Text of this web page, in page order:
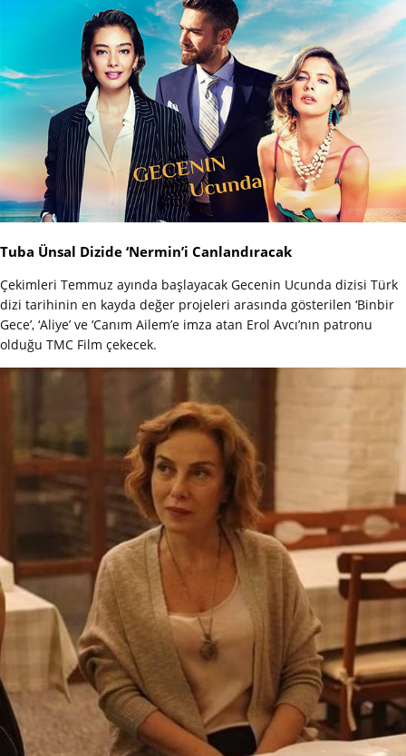
Tuba Ünsal Dizide ‘Nermin’i Canlandıracak
Çekimleri Temmuz ayında başlayacak Gecenin Ucunda dizisi Türk
dizi tarihinin en kayda değer projeleri arasında gösterilen ‘Binbir
Gece’, ‘Aliye’ ve ‘Canım Ailem’e imza atan Erol Avcı’nın patronu
olduğu TMC Film çekecek.